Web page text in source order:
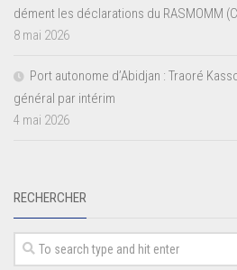
dément les déclarations du RASMOMM
8 mai 2026
Port autonome d’Abidjan : Traoré
général par intérim
4 mai 2026
RECHERCHER